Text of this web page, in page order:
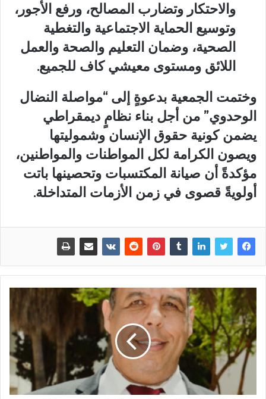
والاحتكار وتضارب المصالح، ورفع الأجور،
وتوسيع الحماية الاجتماعية والتغطية
الصحية، وضمان التعليم والصحة والعمل
اللائق ومستوى معيشي كاف للجميع.
وختمت الجمعية بدعوةٍ إلى “مواصلة النضال
الوحدوي” من أجل بناء نظامٍ ديمقراطي
يضمن كونية حقوق الإنسان وشموليتها
ويصون الكرامة لكل المواطنات والمواطنين،
مؤكدةً أن صيانة المكتسبات وتحصينها باتت
أولويةً قصوى في زمن الأزمات المتداخلة.